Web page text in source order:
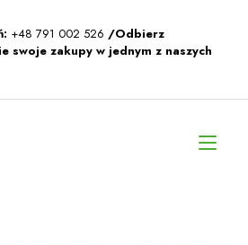
+48 791 002 526 /Odbierz
swoje zakupy w jednym z naszych